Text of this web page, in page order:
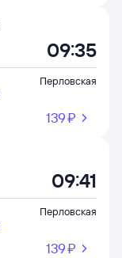
09:35
Перловская
139 ⁠₽
09:41
Перловская
139 ⁠₽